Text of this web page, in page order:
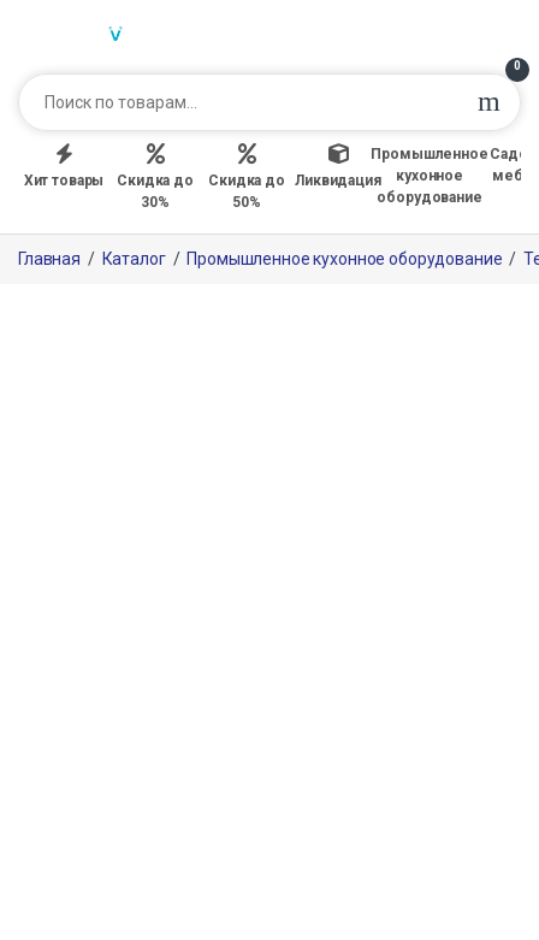
0
Хит товары
Скидка до
30%
Скидка до
50%
Ликвидация
Промышленное
кухонное
оборудование
Главная / Каталог / Промышленное кухонное оборудование /